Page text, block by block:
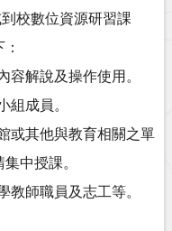
校數位資源研習課
解說及操作使用。
成員。
或其他與教育相關之單
中授課。
師職員及志工等。